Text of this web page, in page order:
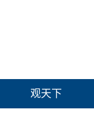
观天下